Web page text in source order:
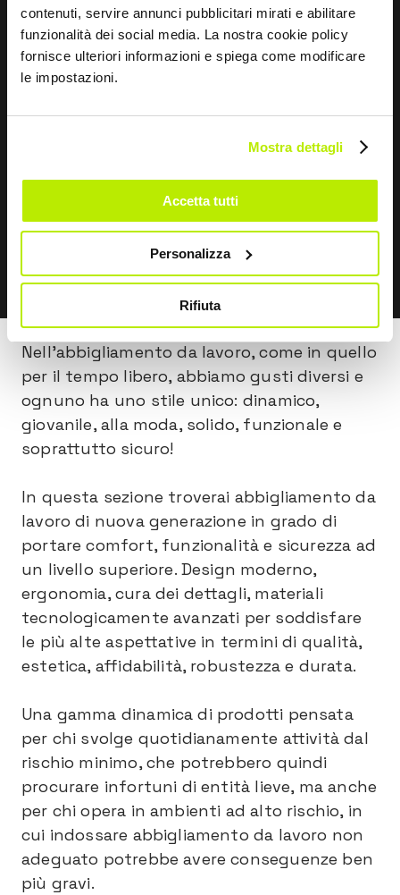
contenuti, servire annunci pubblicitari mirati e abilitare
funzionalità dei social media. La nostra cookie policy
fornisce ulteriori informazioni e spiega come modificare
le impostazioni.
Mostra dettagli
Accetta tutti
Personalizza
Rifiuta
Nell'abbigliamento da lavoro, come in quello
per il tempo libero, abbiamo gusti diversi e
ognuno ha uno stile unico: dinamico,
giovanile, alla moda, solido, funzionale e
soprattutto sicuro!
In questa sezione troverai abbigliamento da
lavoro di nuova generazione in grado di
portare comfort, funzionalità e sicurezza ad
un livello superiore. Design moderno,
ergonomia, cura dei dettagli, materiali
tecnologicamente avanzati per soddisfare
le più alte aspettative in termini di qualità,
estetica, affidabilità, robustezza e durata.
Una gamma dinamica di prodotti pensata
per chi svolge quotidianamente attività dal
rischio minimo, che potrebbero quindi
procurare infortuni di entità lieve, ma anche
per chi opera in ambienti ad alto rischio, in
cui indossare abbigliamento da lavoro non
adeguato potrebbe avere conseguenze ben
più gravi.